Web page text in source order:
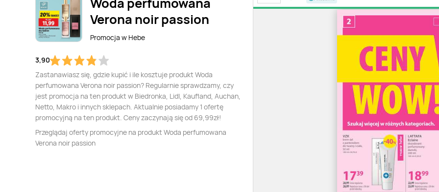
Verona noir passion
Promocja w Hebe
3,90
Zastanawiasz się, gdzie kupić i ile kosztuje produkt Woda
perfumowana Verona noir passion? Regularnie sprawdzamy, czy
jest promocja na ten produkt w Biedronka, Lidl, Kaufland, Auchan,
Netto, Makro i innych sklepach. Aktualnie posiadamy 1 ofertę
promocyjną na ten produkt. Ceny zaczynają się od 69,99zł!
Przeglądaj oferty promocyjne na produkt Woda perfumowana
Verona noir passion